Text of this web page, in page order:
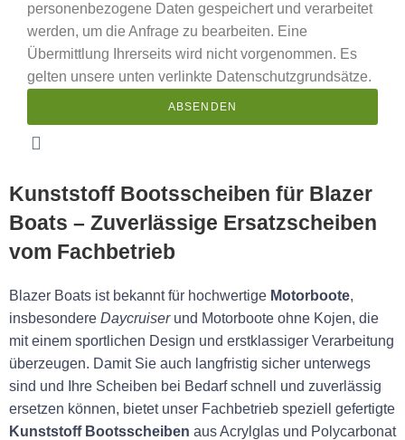
personenbezogene Daten gespeichert und verarbeitet
werden, um die Anfrage zu bearbeiten. Eine
Übermittlung Ihrerseits wird nicht vorgenommen. Es
gelten unsere unten verlinkte Datenschutzgrundsätze.
ABSENDEN
Kunststoff Bootsscheiben für Blazer
Boats – Zuverlässige Ersatzscheiben
vom Fachbetrieb
Blazer Boats ist bekannt für hochwertige Motorboote,
insbesondere Daycruiserund Motorboote ohne Kojen, die
mit einem sportlichen Design und erstklassiger Verarbeitung
überzeugen. Damit Sie auch langfristig sicher unterwegs
sind und Ihre Scheiben bei Bedarf schnell und zuverlässig
ersetzen können, bietet unser Fachbetrieb speziell gefertigte
Kunststoff Bootsscheiben aus Acrylglas und Polycarbonat